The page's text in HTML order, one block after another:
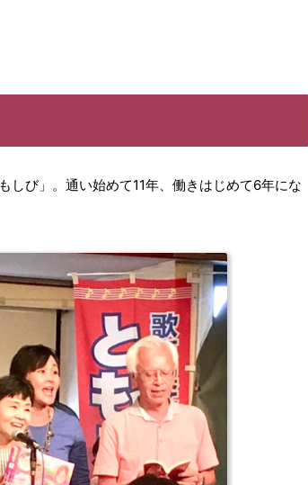
しび」。通い始めて11年、働きはじめて6年にな